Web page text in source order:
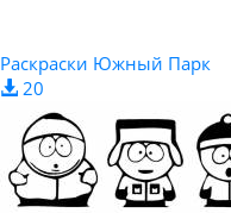
Раскраски Южный Парк
20